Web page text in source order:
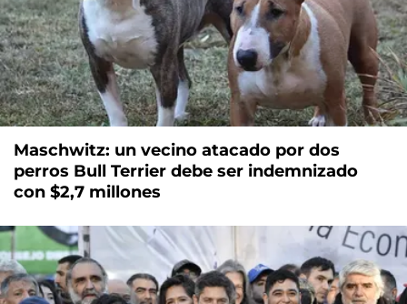
Maschwitz: un vecino atacado por dos
perros Bull Terrier debe ser indemnizado
con $2,7 millones